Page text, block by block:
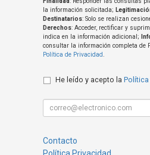
la información solicitada;
Destinatarios: Solo se realizan
Derechos: Acceder, rectificar y
indica en la información adicional;
consultar la información completa de
Política de Privacidad
He leído y acepto la Política
Contacto